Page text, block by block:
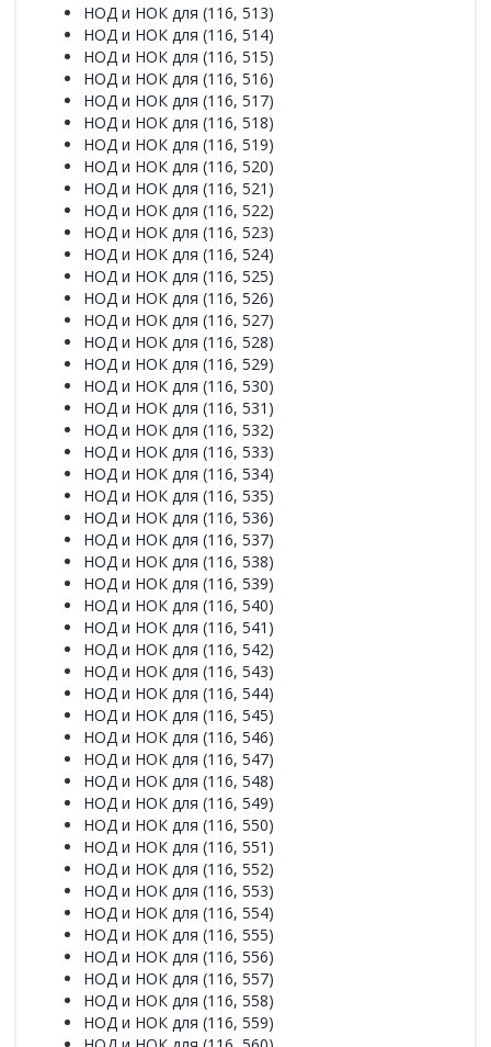
НОД и НОК для (116, 513)
НОД и НОК для (116, 514)
НОД и НОК для (116, 515)
НОД и НОК для (116, 516)
НОД и НОК для (116, 517)
НОД и НОК для (116, 518)
НОД и НОК для (116, 519)
НОД и НОК для (116, 520)
НОД и НОК для (116, 521)
НОД и НОК для (116, 522)
НОД и НОК для (116, 523)
НОД и НОК для (116, 524)
НОД и НОК для (116, 525)
НОД и НОК для (116, 526)
НОД и НОК для (116, 527)
НОД и НОК для (116, 528)
НОД и НОК для (116, 529)
НОД и НОК для (116, 530)
НОД и НОК для (116, 531)
НОД и НОК для (116, 532)
НОД и НОК для (116, 533)
НОД и НОК для (116, 534)
НОД и НОК для (116, 535)
НОД и НОК для (116, 536)
НОД и НОК для (116, 537)
НОД и НОК для (116, 538)
НОД и НОК для (116, 539)
НОД и НОК для (116, 540)
НОД и НОК для (116, 541)
НОД и НОК для (116, 542)
НОД и НОК для (116, 543)
НОД и НОК для (116, 544)
НОД и НОК для (116, 545)
НОД и НОК для (116, 546)
НОД и НОК для (116, 547)
НОД и НОК для (116, 548)
НОД и НОК для (116, 549)
НОД и НОК для (116, 550)
НОД и НОК для (116, 551)
НОД и НОК для (116, 552)
НОД и НОК для (116, 553)
НОД и НОК для (116, 554)
НОД и НОК для (116, 555)
НОД и НОК для (116, 556)
НОД и НОК для (116, 557)
НОД и НОК для (116, 558)
НОД и НОК для (116, 559)